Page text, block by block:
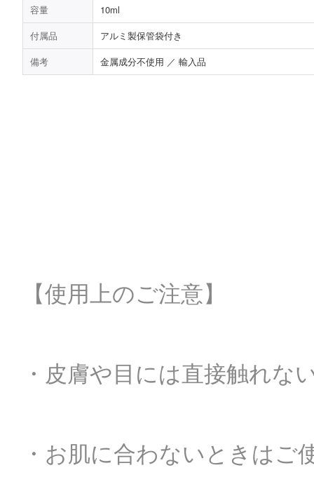
容量
10ml
付属品
アルミ製保管袋付き
備考
金属成分不使用 ／ 輸入品
【使用上のご注意】
・皮膚や目には直接触れな
・お肌に合わないときは